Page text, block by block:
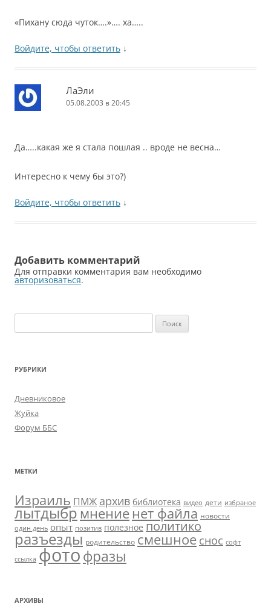
«Пихану сюда чуток….»…. ха…..
Войдите, чтобы ответить ↓
ЛаЭли
05.08.2003 в 20:45
Да…..какая же я стала пошлая .. вроде не весна…
Интересно к чему бы это?)
Войдите, чтобы ответить ↓
Добавить комментарий
Для отправки комментария вам необходимо
авторизоваться.
РУБРИКИ
Дневниковое
Жуйка
Форум ББС
МЕТКИ
Израиль ПМЖ архив библиотека видео дети избраное
лытдыбрмнение нет файла новости
один день опыт позитив полезное политико
разъезды родительство смешное снос софт
ссылка фотофразы
АРХИВЫ